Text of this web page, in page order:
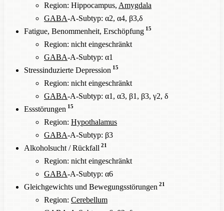
Region: Hippocampus, Amygdala
GABA-A-Subtyp: α2, α4, β3,δ
Fatigue, Benommenheit, Erschöpfung 15
Region: nicht eingeschränkt
GABA-A-Subtyp: α1
Stressinduzierte Depression 15
Region: nicht eingeschränkt
GABA-A-Subtyp: α1, α3, β1, β3, γ2, δ
Essstörungen 15
Region: Hypothalamus
GABA-A-Subtyp: β3
Alkoholsucht / Rückfall 21
Region: nicht eingeschränkt
GABA-A-Subtyp: α6
Gleichgewichts und Bewegungsstörungen 21
Region: Cerebellum